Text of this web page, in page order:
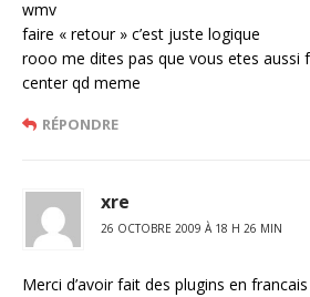
wmv
faire « retour » c’est juste logique
rooo me dites pas que vous etes aussi
center qd meme
RÉPONDRE
xre
26 OCTOBRE 2009 À 18 H 26 MIN
Merci d’avoir fait des plugins en